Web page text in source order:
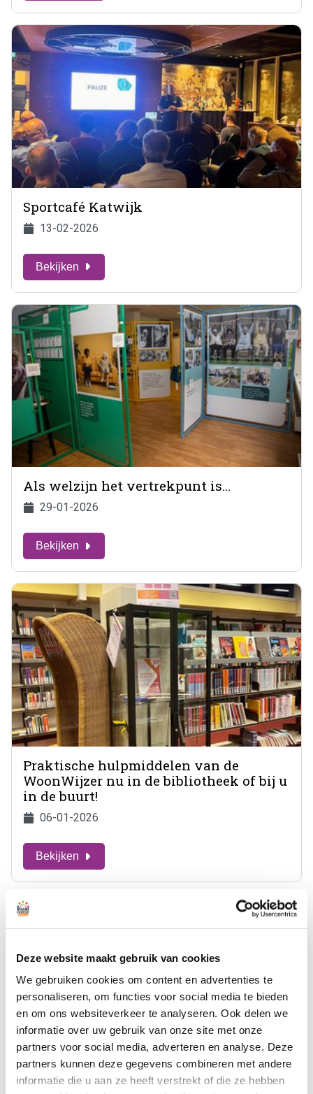
Deze website maakt gebruik van cookies
We gebruiken cookies om content en advertenties te
personaliseren, om functies voor social media te bieden
en om ons websiteverkeer te analyseren. Ook delen we
informatie over uw gebruik van onze site met onze
partners voor social media, adverteren en analyse. Deze
partners kunnen deze gegevens combineren met andere
informatie die u aan ze heeft verstrekt of die ze hebben
Sportcafé Katwijk
13-02-2026
Bekijken
Als welzijn het vertrekpunt is...
29-01-2026
Bekijken
Praktische hulpmiddelen van de
WoonWijzer nu in de bibliotheek of bij u
in de buurt!
06-01-2026
Bekijken
Vrijwilligerswerk verdient het om